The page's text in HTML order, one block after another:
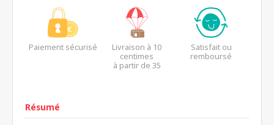
Paiement sécurisé
Livraison à 10
centimes
à partir de 35
Satisfait ou
remboursé
Résumé